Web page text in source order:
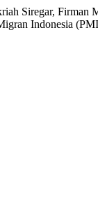
Siregar, Firman
Indonesia